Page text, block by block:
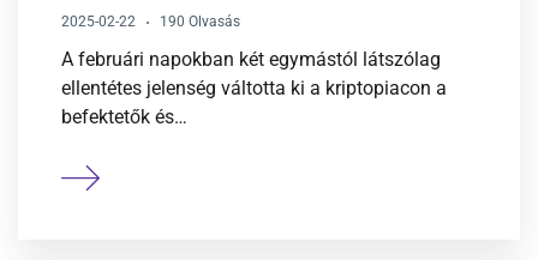
2025-02-22 190 Olvasás
A februári napokban két egymástól látszólag
ellentétes jelenség váltotta ki a kriptopiacon a
befektetők és…